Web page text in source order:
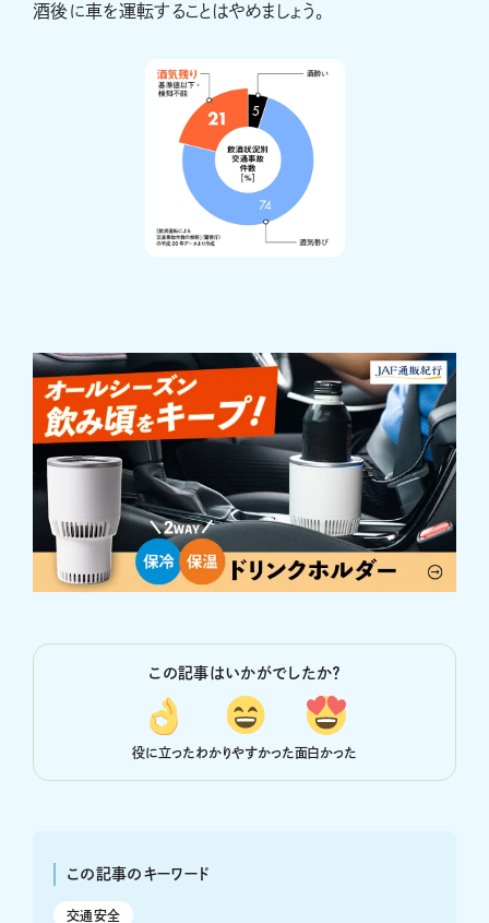
酒後に車を運転することはやめましょう。
この記事はいかがでしたか？
役に立ったわかりやすかった面白かった
この記事のキーワード
交通安全